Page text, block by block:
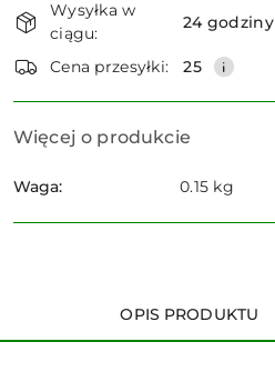
i
dostawa
Wysyłka w
ciągu:
24 godziny
Cena przesyłki: 25
Więcej o produkcie
Waga: 0.15 kg
OPIS PRODUKTU